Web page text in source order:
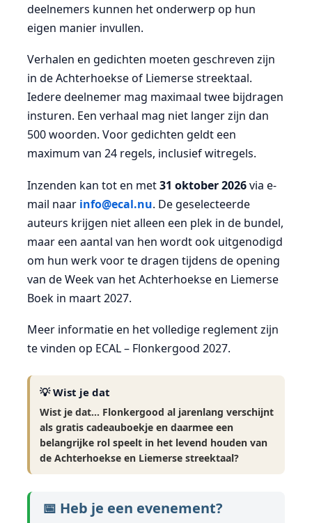
deelnemers kunnen het onderwerp op hun
eigen manier invullen.
Verhalen en gedichten moeten geschreven zijn
in de Achterhoekse of Liemerse streektaal.
Iedere deelnemer mag maximaal twee bijdragen
insturen. Een verhaal mag niet langer zijn dan
500 woorden. Voor gedichten geldt een
maximum van 24 regels, inclusief witregels.
Inzenden kan tot en met31 oktober 2026via e-
mail naar info@ecal.nu. De geselecteerde
auteurs krijgen niet alleen een plek in de bundel,
maar een aantal van hen wordt ook uitgenodigd
om hun werk voor te dragen tijdens de opening
van de Week van het Achterhoekse en Liemerse
Boek in maart 2027.
Meer informatie en het volledige reglement zijn
te vinden op ECAL – Flonkergood 2027.
💡 Wist je dat
Wist je dat… Flonkergood al jarenlang verschijnt
als gratis cadeauboekje en daarmee een
belangrijke rol speelt in het levend houden van
de Achterhoekse en Liemerse streektaal?
📅 Heb je een evenement?